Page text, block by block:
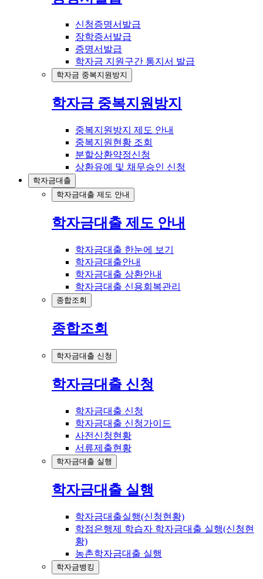
신청증명서발급
장학증서발급
증명서발급
학자금 지원구간 통지서 발급
학자금 중복지원방지
학자금 중복지원방지
중복지원방지 제도 안내
중복지원현황 조회
분할상환약정신청
상환유예 및 채무승인 신청
학자금대출
학자금대출 제도 안내
학자금대출 제도 안내
학자금대출 한눈에 보기
학자금대출안내
학자금대출 상환안내
학자금대출 신용회복관리
종합조회
종합조회
학자금대출 신청
학자금대출 신청
학자금대출 신청
학자금대출 신청가이드
사전신청현황
서류제출현황
학자금대출 실행
학자금대출 실행
학자금대출실행(신청현황)
학점은행제 학습자 학자금대출 실행(신청현
황)
농촌학자금대출 실행
학자금뱅킹